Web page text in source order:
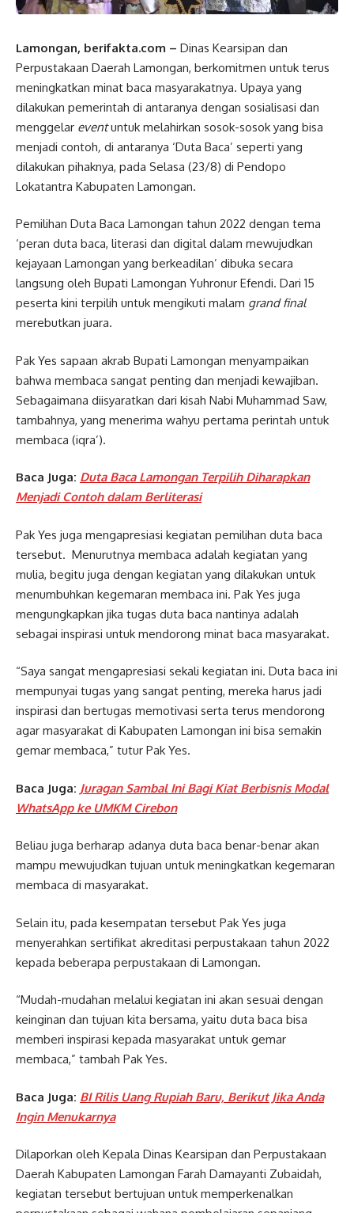
Lamongan, berifakta.com – Dinas Kearsipan dan
Perpustakaan Daerah Lamongan, berkomitmen untuk terus
meningkatkan minat baca masyarakatnya. Upaya yang
dilakukan pemerintah di antaranya dengan sosialisasi dan
menggelar eventuntuk melahirkan sosok-sosok yang bisa
menjadi contoh, di antaranya ‘Duta Baca’ seperti yang
dilakukan pihaknya, pada Selasa (23/8) di Pendopo
Lokatantra Kabupaten Lamongan.
Pemilihan Duta Baca Lamongan tahun 2022 dengan tema
‘peran duta baca, literasi dan digital dalam mewujudkan
kejayaan Lamongan yang berkeadilan’ dibuka secara
langsung oleh Bupati Lamongan Yuhronur Efendi. Dari 15
peserta kini terpilih untuk mengikuti malam grand final
merebutkan juara.
Pak Yes sapaan akrab Bupati Lamongan menyampaikan
bahwa membaca sangat penting dan menjadi kewajiban.
Sebagaimana diisyaratkan dari kisah Nabi Muhammad Saw,
tambahnya, yang menerima wahyu pertama perintah untuk
membaca (iqra’).
Baca Juga: Duta Baca Lamongan Terpilih Diharapkan
Menjadi Contoh dalam Berliterasi
Pak Yes juga mengapresiasi kegiatan pemilihan duta baca
tersebut. Menurutnya membaca adalah kegiatan yang
mulia, begitu juga dengan kegiatan yang dilakukan untuk
menumbuhkan kegemaran membaca ini. Pak Yes juga
mengungkapkan jika tugas duta baca nantinya adalah
sebagai inspirasi untuk mendorong minat baca masyarakat.
“Saya sangat mengapresiasi sekali kegiatan ini. Duta baca ini
mempunyai tugas yang sangat penting, mereka harus jadi
inspirasi dan bertugas memotivasi serta terus mendorong
agar masyarakat di Kabupaten Lamongan ini bisa semakin
gemar membaca,” tutur Pak Yes.
Baca Juga: Juragan Sambal Ini Bagi Kiat Berbisnis Modal
WhatsApp ke UMKM Cirebon
Beliau juga berharap adanya duta baca benar-benar akan
mampu mewujudkan tujuan untuk meningkatkan kegemaran
membaca di masyarakat.
Selain itu, pada kesempatan tersebut Pak Yes juga
menyerahkan sertifikat akreditasi perpustakaan tahun 2022
kepada beberapa perpustakaan di Lamongan.
“Mudah-mudahan melalui kegiatan ini akan sesuai dengan
keinginan dan tujuan kita bersama, yaitu duta baca bisa
memberi inspirasi kepada masyarakat untuk gemar
membaca,” tambah Pak Yes.
Baca Juga: BI Rilis Uang Rupiah Baru, Berikut Jika Anda
Ingin Menukarnya
Dilaporkan oleh Kepala Dinas Kearsipan dan Perpustakaan
Daerah Kabupaten Lamongan Farah Damayanti Zubaidah,
kegiatan tersebut bertujuan untuk memperkenalkan